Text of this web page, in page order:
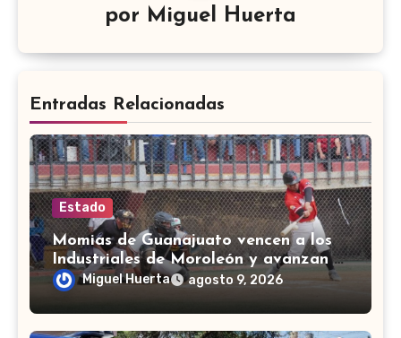
por Miguel Huerta
Entradas Relacionadas
Estado
Momias de Guanajuato vencen a los
Industriales de Moroleón y avanzan a
la final estatal de béisbol
Miguel Huerta agosto 9, 2026